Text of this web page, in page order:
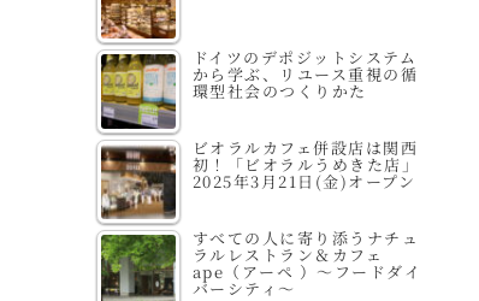
ドイツのデポジットシステム
から学ぶ、リユース重視の循
環型社会のつくりかた
ビオラルカフェ併設店は関西
初！「ビオラルうめきた店」
2025年3月21日(金)オープン
すべての人に寄り添うナチュ
ラルレストラン＆カフェ
ape（アーペ ）～フードダイ
バーシティ～